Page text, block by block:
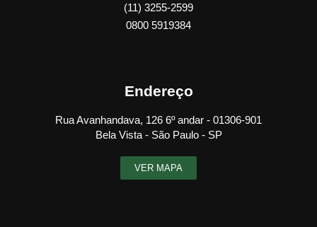
(11) 3255-2599
0800 5919384
Endereço
Rua Avanhandava, 126 6º andar - 01306-901
Bela Vista - São Paulo - SP
VER MAPA